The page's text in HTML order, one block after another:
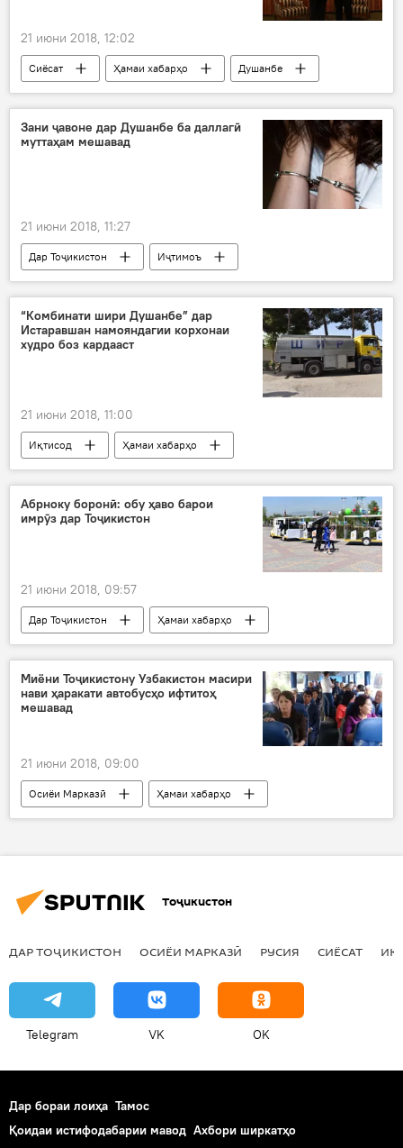
21 июни 2018, 12:02
Сиёсат Ҳамаи хабарҳо
Душанбе
Эрон
равобит нерӯ
об
вазир
дуҷониба Дар Тоҷикистон
Зани ҷавоне дар Душанбе ба даллагӣ
муттаҳам мешавад
21 июни 2018, 11:27
Дар Тоҷикистон
Иҷтимоъ
Ҳамаи хабарҳо
муттаҳам
далла
боздошт
“Комбинати шири Душанбе” дар
Истаравшан намояндагии корхонаи
худро боз кардааст
21 июни 2018, 11:00
Иқтисод
Ҳамаи хабарҳо
Истаравшан
маҳсулот
шир
комбинат
Дар Тоҷикистон
Абрноку боронӣ: обу ҳаво барои
имрӯз дар Тоҷикистон
21 июни 2018, 09:57
Дар Тоҷикистон
Ҳамаи хабарҳо
борон
абрӣ Обу ҳаво
Миёни Тоҷикистону Узбакистон масири
нави ҳаракати автобусҳо ифтитоҳ
мешавад
21 июни 2018, 09:00
Осиёи Марказӣ
Ҳамаи хабарҳо
Ӯзбекистон
автобус
роҳ
Тоҷикистон
ДАР ТОҶИКИСТОН ОСИЁИ МАРКАЗӢ РУСИЯ СИЁСАТ
Telegram VK OK
Дар бораи лоиҳа Тамос
Қоидаи истифодабарии мавод Ахбори ширкатҳо